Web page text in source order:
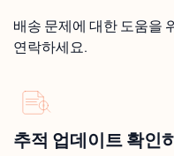
배송 문제에 대한 도움을
연락하세요.
추적 업데이트 확인